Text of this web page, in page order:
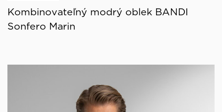
Kombinovateľný modrý oblek BANDI
Sonfero Marin